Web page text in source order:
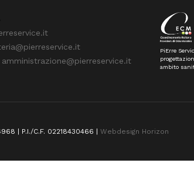
amministrazione@pierreservice.it
PiErre
ambito
| P.I./C.F. 02218430466 | Webdesign Horizon